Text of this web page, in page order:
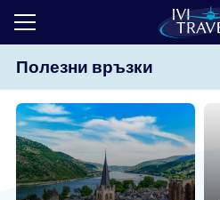
ТОП ОФЕРТИ
ПОЧИВКИ
ЕКСКУРЗИИ
ЕКЗОТИКА
Полезни връзки